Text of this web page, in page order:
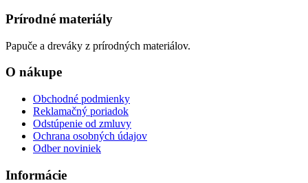
Prírodné materiály
Papuče a dreváky z prírodných materiálov.
O nákupe
Obchodné podmienky
Reklamačný poriadok
Odstúpenie od zmluvy
Ochrana osobných údajov
Odber noviniek
Informácie